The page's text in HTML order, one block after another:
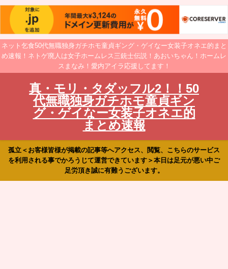
ネット乞食50代無職独身ガチホモ童貞ギング・ゲイなー女装子オネエ的まと
め速報！ネトゲ廃人は女子ホームレス三銃士伝説！あおいちゃん！ホームレ
スまなみ！愛内アイラ応援してます！
真・モリ・タダッフル2！！50
代無職独身ガチホモ童貞ギン
グ・ゲイなー女装子オネエ的
まとめ速報
孤立＜お客様皆様が掲載の記事等へアクセス、閲覧、こちらのサービス
を利用される事でかろうじて運営できています＞本日は足元が悪い中ご
足労頂き誠に有難うございます。